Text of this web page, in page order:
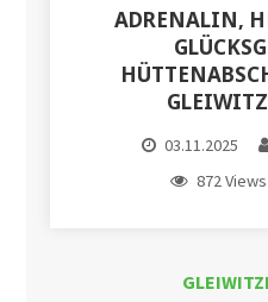
ADRENALIN,
03.11.2025
872 Views